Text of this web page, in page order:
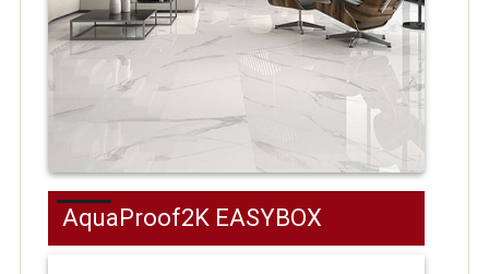
AquaProof2K EASYBOX